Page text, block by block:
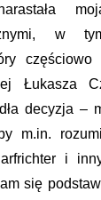
w
Łukasza
decyzja –
m.in.
i
się